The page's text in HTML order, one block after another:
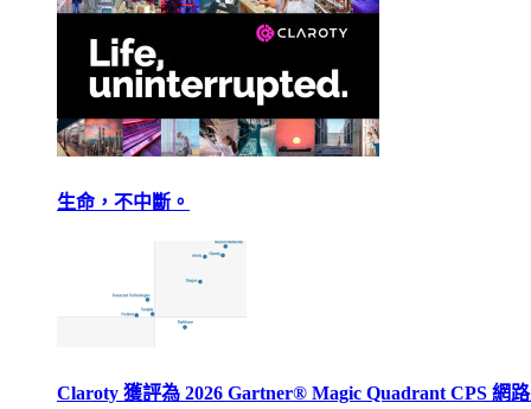
生命，不中斷。
Claroty 獲評為 2026 Gartner® Magic Quadrant CPS 網